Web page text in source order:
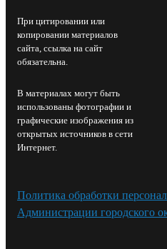
При цитировании или
копировании материалов
сайта, ссылка на сайт
обязательна.
В материалах могут быть
использованы фотографии и
графические изображения из
открытых источников в сети
Интернет.
Политика обработки
Администрации городского